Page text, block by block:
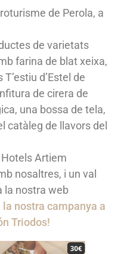
de Perola, a
de varietats
farina de blat xeixa,
d’Estel de
de cirera de
una bossa de tela,
catàleg de llavors del
Artiem
nosaltres, i un val
la nostra web
la nostra campanya a
Triodos!